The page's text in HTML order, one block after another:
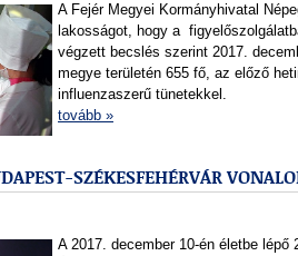
A Fejér Megyei Kormányhivatal
lakosságot, hogy a
végzett becslés szerint 2017.
megye területén 655 fő, az előző
influenzaszerű tünetekkel.
tovább »
SZÉKESFEHÉRVÁR
A 2017. december 10-én életbe